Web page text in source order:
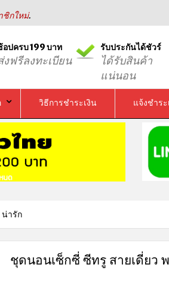
ชิกใหม่.
อปครบ 199 บาท
งฟรีลงทะเบียน
รับประกันได้ชัวร์
ได้รับสินค้า
แน่นอน
วิธีการชำระเงิน แจ้งชำระ
น่ารัก
ชุดนอนเซ็กซี่ ซีทรู สายเดี่ยว